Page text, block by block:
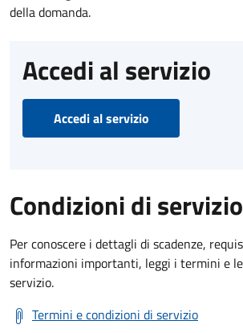
della domanda.
Accedi al servizio
Accedi al servizio
Condizioni di servizio
Per conoscere i dettagli di scadenze,
informazioni importanti, leggi i termini e
servizio.
Termini e condizioni di servizio